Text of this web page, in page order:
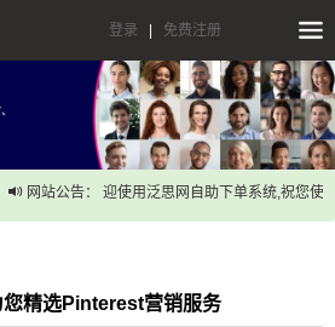
登录 免费注册
网站公告： 迎使用泛思网自助下单系统,祝您使
精选Pinterest营销服务